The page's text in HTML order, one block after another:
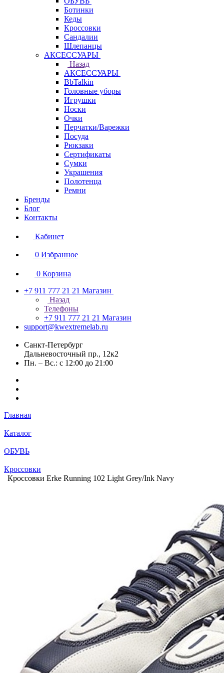
Ботинки
Кеды
Кроссовки
Сандалии
Шлепанцы
АКСЕССУАРЫ
Назад
АКСЕССУАРЫ
BbTalkin
Головные уборы
Игрушки
Носки
Очки
Перчатки/Варежки
Посуда
Рюкзаки
Сертификаты
Сумки
Украшения
Полотенца
Ремни
Бренды
Блог
Контакты
Кабинет
0 Избранное
0 Корзина
+7 911 777 21 21 Магазин
Назад
Телефоны
+7 911 777 21 21 Магазин
support@kwextremelab.ru
Санкт-Петербург
Дальневосточный пр., 12к2
Пн. – Вс.: с 12:00 до 21:00
Главная
Каталог
ОБУВЬ
Кроссовки
Кроссовки Erke Running 102 Light Grey/Ink Navy